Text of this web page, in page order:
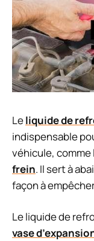
Leliquide de
indispensable
véhicule, comme
frein. Il sert à
façon à
Le liquide de
vase